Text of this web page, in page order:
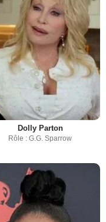
Dolly Parton
Rôle : G.G. Sparrow